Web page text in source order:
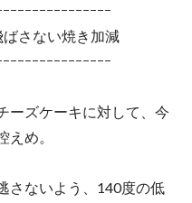
ｰｰｰｰｰｰｰｰｰｰｰｰｰｰ
さない焼き加減
ｰｰｰｰｰｰｰｰｰｰｰｰｰｰ
ーズケーキに対して、今
め。
さないよう、140度の低